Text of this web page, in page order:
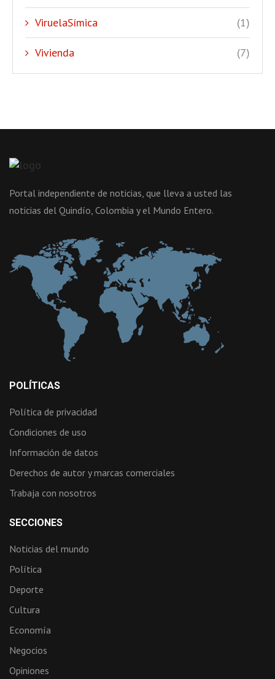
ViruelaSímica (1)
Vivienda (7)
Portal independiente de noticias, que lleva a usted las
noticias del Quindío, Colombia y el Mundo Entero.
POLÍTICAS
Política de privacidad
Condiciones de uso
Información de datos
Derechos de autor y marcas comerciales
Trabaja con nosotros
SECCIONES
Noticias del mundo
Política
Deporte
Cultura
Economía
Negocios
Opiniones